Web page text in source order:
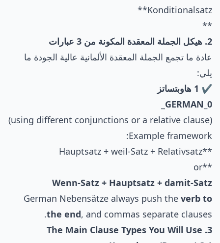
**Konditionalsatz
**
2. هيكل الجملة المعقدة المكونة من 3 عبارات
عادة ما تجمع الجملة المعقدة الألمانية عالية الجودة ما
يلي:
✔ 1 هاوبتساتز
GERMAN_0
(using different conjunctions or a relative clause)
Example framework:
**Hauptsatz + weil-Satz + Relativsatz
**or
Wenn-Satz + Hauptsatz + damit-Satz
German Nebensätze always push the verb to
the end, and commas separate clauses.
3. The Main Clause Types You Will Use